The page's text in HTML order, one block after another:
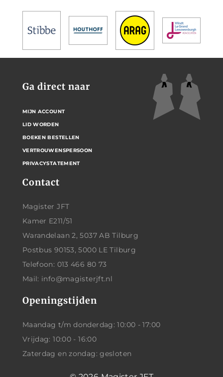
Contact
Magister JFT
Kamer E211/51
Warandelaan 2, 5037 AB Tilburg
Postbus 90153, 5000 LE Tilburg
Telefoon: 013 466 80 73
Mail: info@magisterjft.nl
Openingstijden
Maandag t/m donderdag: 10:00 - 17:00
Vrijdag: 10:00 - 16:00
Zaterdag en zondag: gesloten
Ga direct naar
MIJN ACCOUNT
LID WORDEN
BOEKEN BESTELLEN
VERTROUWENSPERSOON
PRIVACYSTATEMENT